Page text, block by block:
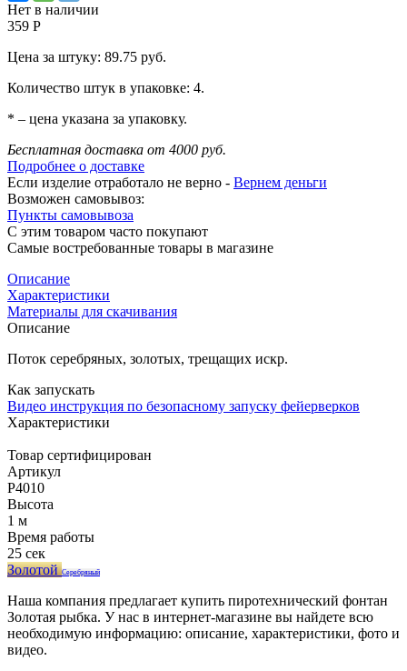
Нет в наличии
359 Р
Цена за штуку: 89.75 руб.
Количество штук в упаковке: 4.
* – цена указана за упаковку.
Бесплатная доставка от 4000 руб.
Подробнее о доставке
Если изделие отработало не верно - Вернем деньги
Возможен самовывоз:
Пункты самовывоза
С этим товаром часто покупают
Самые востребованные товары в магазине
Описание
Характеристики
Материалы для скачивания
Описание
Поток серебряных, золотых, трещащих искр.
Как запускать
Видео инструкция по безопасному запуску фейерверков
Характеристики
Товар сертифицирован
Артикул
Р4010
Высота
1 м
Время работы
25 сек
ЗолотойСеребряный
Наша компания предлагает купить пиротехнический фонтан
Золотая рыбка. У нас в интернет-магазине вы найдете всю
необходимую информацию: описание, характеристики, фото и
видео.